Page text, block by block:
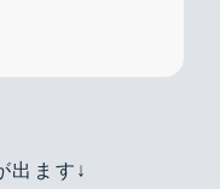
出ます↓